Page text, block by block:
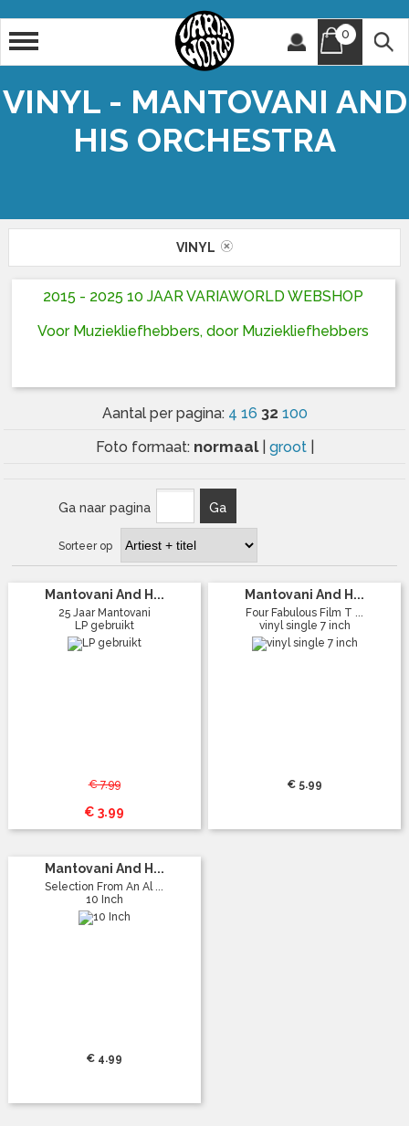
0
VINYL - MANTOVANI AND
HIS ORCHESTRA
VINYL
2015 - 2025 10 JAAR VARIAWORLD WEBSHOP
Voor Muziekliefhebbers, door Muziekliefhebbers
Aantal per pagina: 4 16 32 100
Foto formaat: normaal groot
Ga naar pagina Ga
Sorteer op
Mantovani And H...
25 Jaar Mantovani
LP gebruikt
€ 7.99
€ 3.99
Mantovani And H...
Four Fabulous Film T ...
vinyl single 7 inch
€ 5.99
Mantovani And H...
Selection From An Al ...
10 Inch
€ 4.99